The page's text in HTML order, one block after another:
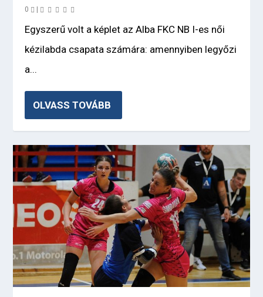
0
|
Egyszerű volt a képlet az Alba FKC NB I-es női
kézilabda csapata számára: amennyiben legyőzi
a...
OLVASS TOVÁBB